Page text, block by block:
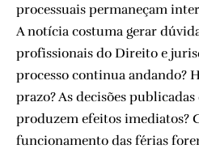
processuais permaneçam
A notícia costuma gerar
profissionais do Direito e
processo continua andando?
prazo? As decisões
produzem efeitos imediatos?
funcionamento das férias